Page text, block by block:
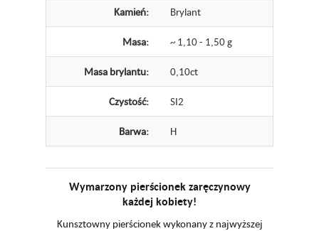
Kamień: Brylant
Masa: ~ 1,10 - 1,50 g
Masa brylantu: 0,10ct
Czystość: SI2
Barwa: H
Wymarzony pierścionek zaręczynowy
każdej kobiety!
Kunsztowny pierścionek wykonany z najwyższej